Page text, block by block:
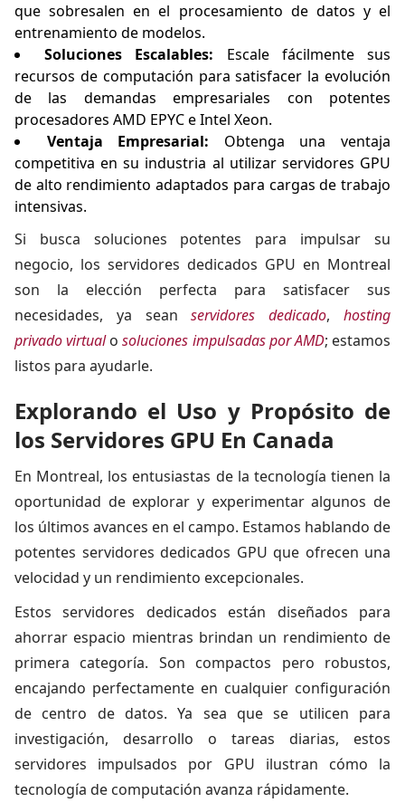
que sobresalen en el procesamiento de datos y el
entrenamiento de modelos.
Soluciones Escalables: Escale fácilmente sus
recursos de computación para satisfacer la evolución
de las demandas empresariales con potentes
procesadores AMD EPYC e Intel Xeon.
Ventaja Empresarial: Obtenga una ventaja
competitiva en su industria al utilizar servidores GPU
de alto rendimiento adaptados para cargas de trabajo
intensivas.
Si busca soluciones potentes para impulsar su
negocio, los servidores dedicados GPU en Montreal
son la elección perfecta para satisfacer sus
necesidades, ya seanservidores dedicado,hosting
privado virtualosoluciones impulsadas por AMD; estamos
listos para ayudarle.
Explorando el Uso y Propósito de
los Servidores GPU En Canada
En Montreal, los entusiastas de la tecnología tienen la
oportunidad de explorar y experimentar algunos de
los últimos avances en el campo. Estamos hablando de
potentes servidores dedicados GPU que ofrecen una
velocidad y un rendimiento excepcionales.
Estos servidores dedicados están diseñados para
ahorrar espacio mientras brindan un rendimiento de
primera categoría. Son compactos pero robustos,
encajando perfectamente en cualquier configuración
de centro de datos. Ya sea que se utilicen para
investigación, desarrollo o tareas diarias, estos
servidores impulsados por GPU ilustran cómo la
tecnología de computación avanza rápidamente.